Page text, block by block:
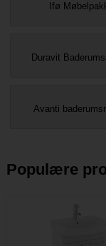
Ifø
Duravit
Avanti
Populære